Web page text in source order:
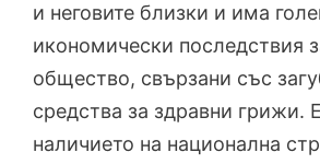
и неговите близки и има
икономически последствия
общество, свързани със
средства за здравни грижи.
наличието на национална